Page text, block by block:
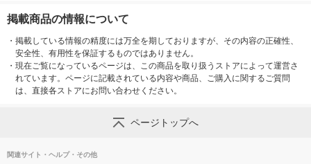
掲載商品の情報について
・ 掲載している情報の精度には万全を期しておりますが、その内容の正確性、
安全性、有用性を保証するものではありません。
・ 現在ご覧になっているページは、この商品を取り扱うストアによって運営さ
れています。ページに記載されている内容や商品、ご購入に関するご質問
は、直接各ストアにお問い合わせください。
ページトップへ
関連サイト・ヘルプ・その他